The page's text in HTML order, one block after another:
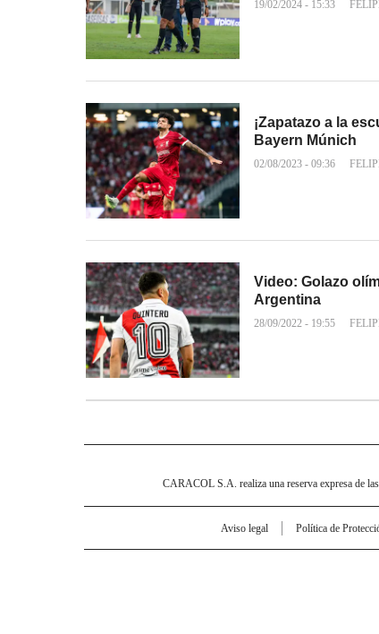
19/02/2024 - 15:33
¡Zapatazo a la
Bayern Múnich
02/08/2023 - 09:36
Video: Golazo
Argentina
28/09/2022 - 19:55
CARACOL S.A. realiza una reserva expresa de
Aviso legal Política de